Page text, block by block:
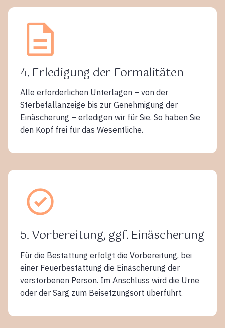
4. Erledigung der Formalitäten
Alle erforderlichen Unterlagen – von der
Sterbefallanzeige bis zur Genehmigung der
Einäscherung – erledigen wir für Sie. So haben Sie
den Kopf frei für das Wesentliche.
5. Vorbereitung, ggf. Einäscherung
Für die Bestattung erfolgt die Vorbereitung, bei
einer Feuerbestattung die Einäscherung der
verstorbenen Person. Im Anschluss wird die Urne
oder der Sarg zum Beisetzungsort überführt.